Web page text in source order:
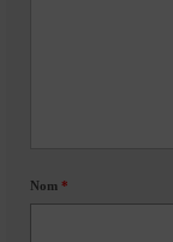
Nom *